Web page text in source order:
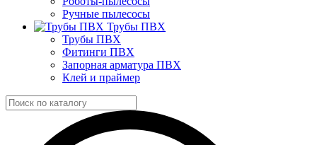
Ручные пылесосы
Трубы ПВХ
Трубы ПВХ
Фитинги ПВХ
Запорная арматура ПВХ
Клей и праймер